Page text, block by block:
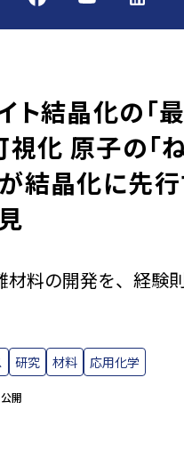
ト結晶化の「
視化 原子の「
結晶化に先
開
材料の開発を、経験
研究 材料 応用化学